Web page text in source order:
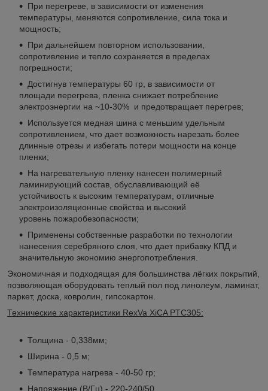
При перегреве, в зависимости от изменения
температуры, меняются сопротивление, сила тока и
мощность;
При дальнейшем повторном использовании,
сопротивление и тепло сохраняется в пределах
погрешности;
Достигнув температуры 60 гр, в зависимости от
площади перегрева, пленка снижает потребление
электроэнергии на ~10-30% и предотвращает перегрев;
Используется медная шина с меньшим удельным
сопротивлением, что дает возможность нарезать более
длинные отрезы и избегать потери мощности на конце
пленки;
На нагревательную пленку нанесен полимерный
ламинирующий состав, обуславливающий её
устойчивость к высоким температурам, отличные
электроизоляционные свойства и высокий
уровень пожаробезопасности;
Применены собственные разработки по технологии
нанесения серебряного слоя, что дает прибавку КПД и
значительную экономию энергопотребления.
Экономичная и подходящая для большинства лёгких покрытий,
позволяющая оборудовать теплый пол под линолеум, ламинат,
паркет, доска, ковролин, гипсокартон.
Технические характеристики RexVa XiCA PTC305:
Толщина - 0,338мм;
Ширина - 0,5 м;
Температура нагрева - 40-50 гр;
Напряжение (В/Гц) - 220-240/50